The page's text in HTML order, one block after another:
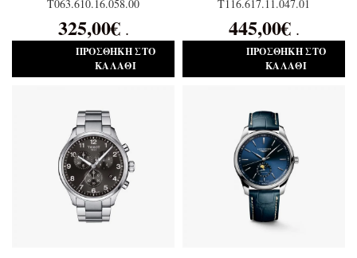
T063.610.16.058.00
325,00€ .
ΠΡΟΣΘΉΚΗ ΣΤΟ
ΚΑΛΆΘΙ
T116.617.11.047.01
445,00€ .
ΠΡΟΣΘΉΚΗ ΣΤΟ
ΚΑΛΆΘΙ